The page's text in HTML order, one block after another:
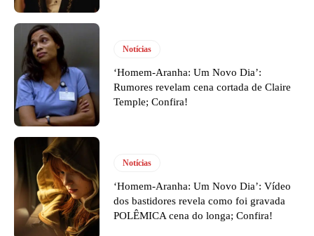
Notícias
‘Homem-Aranha: Um Novo Dia’:
Rumores revelam cena cortada de Claire
Temple; Confira!
Notícias
‘Homem-Aranha: Um Novo Dia’: Vídeo
dos bastidores revela como foi gravada
POLÊMICA cena do longa; Confira!